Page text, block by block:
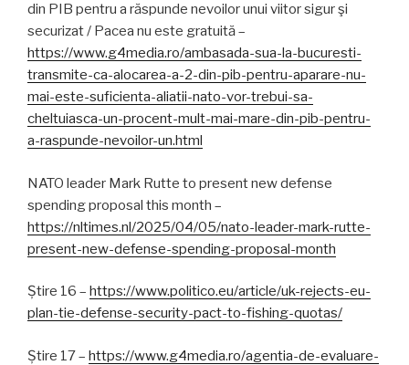
din PIB pentru a răspunde nevoilor unui viitor sigur şi
securizat / Pacea nu este gratuită –
https://www.g4media.ro/ambasada-sua-la-bucuresti-
transmite-ca-alocarea-a-2-din-pib-pentru-aparare-nu-
mai-este-suficienta-aliatii-nato-vor-trebui-sa-
cheltuiasca-un-procent-mult-mai-mare-din-pib-pentru-
a-raspunde-nevoilor-un.html
NATO leader Mark Rutte to present new defense
spending proposal this month –
https://nltimes.nl/2025/04/05/nato-leader-mark-rutte-
present-new-defense-spending-proposal-month
Știre 16 – https://www.politico.eu/article/uk-rejects-eu-
plan-tie-defense-security-pact-to-fishing-quotas/
Știre 17 – https://www.g4media.ro/agentia-de-evaluare-